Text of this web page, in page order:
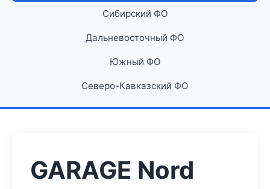
Сибирский ФО
Дальневосточный ФО
Южный ФО
Северо-Кавказский ФО
GARAGE Nord